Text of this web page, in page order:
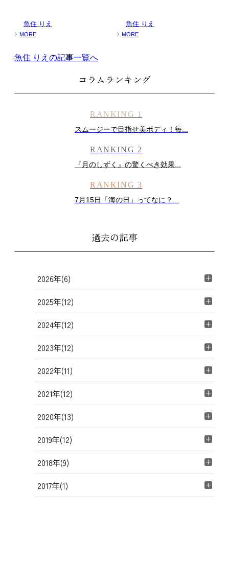
魚住 りえ
MORE
魚住 りえ
MORE
魚住 りえの記事一覧へ
コラムランキング
RANKING 1
スムージーで目指せ美ボディ！毎...
RANKING 2
『月のしずく』の驚くべき効果...
RANKING 3
7月15日「海の日」ってなに？...
過去の記事
2026年(6)
2025年(12)
2024年(12)
2023年(12)
2022年(11)
2021年(12)
2020年(13)
2019年(12)
2018年(9)
2017年(1)